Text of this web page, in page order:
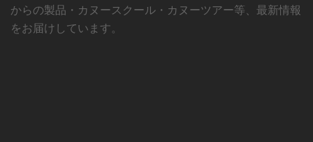
からの製品・カヌースクール・カヌーツアー等、最新情報
をお届けしています。